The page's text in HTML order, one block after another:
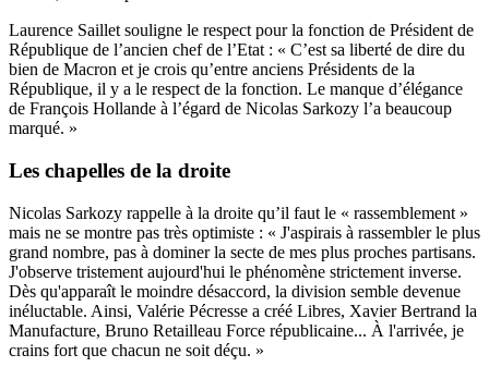
Laurence Saillet souligne le respect pour la fonction de Président de
République de l’ancien chef de l’Etat : « C’est sa liberté de dire du
bien de Macron et je crois qu’entre anciens Présidents de la
République, il y a le respect de la fonction. Le manque d’élégance
de François Hollande à l’égard de Nicolas Sarkozy l’a beaucoup
marqué. »
Les chapelles de la droite
Nicolas Sarkozy rappelle à la droite qu’il faut le « rassemblement »
mais ne se montre pas très optimiste : « J'aspirais à rassembler le plus
grand nombre, pas à dominer la secte de mes plus proches partisans.
J'observe tristement aujourd'hui le phénomène strictement inverse.
Dès qu'apparaît le moindre désaccord, la division semble devenue
inéluctable. Ainsi, Valérie Pécresse a créé Libres, Xavier Bertrand la
Manufacture, Bruno Retailleau Force républicaine... À l'arrivée, je
crains fort que chacun ne soit déçu. »